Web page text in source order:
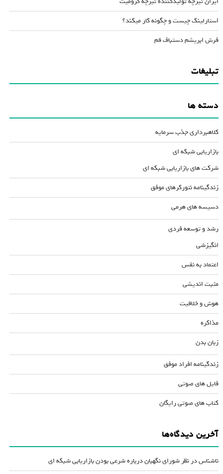
استارلینک چیست و چگونه کار میکند؟
فرش ابریشم دستباف قم
تبلیغات
دسته ها
کلاهبرداری جذب سرمایه
بازاریابی شبکه ای
شرکت های بازاریابی شبکه ای
زندگینامه نتورکرهای موفق
دسیسه های هرمی
رشد و توسعه فردی
انگیزشی
اعتماد به نفس
مثبت اندیشی
هوش و خلاقیت
مذاکره
زبان بدن
زندگینامه افراد موفق
فایل های صوتی
کتاب های صوتی رایگان
آخرین دیدگاه‌ها
ناشناسدرنظر شورای نگهبان درباره شرعی بودن بازاریابی شبکه ای